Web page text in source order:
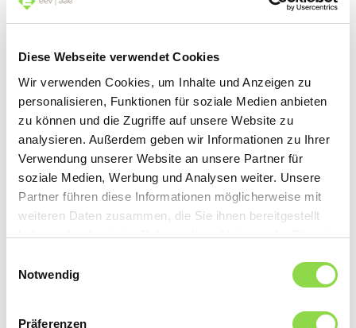
Diese Webseite verwendet Cookies
Wir verwenden Cookies, um Inhalte und Anzeigen zu
personalisieren, Funktionen für soziale Medien anbieten
zu können und die Zugriffe auf unsere Website zu
analysieren. Außerdem geben wir Informationen zu Ihrer
Verwendung unserer Website an unsere Partner für
soziale Medien, Werbung und Analysen weiter. Unsere
Partner führen diese Informationen möglicherweise mit
weiteren Daten zusammen, die Sie ihnen bereitgestellt
haben oder die sie im Rahmen Ihrer Nutzung der Dienste
Notwendig
Präferenzen
ÉCLAIRAGE
Des applications lumineuses
«Mieux vaut allumer une bougie que maudire les
si le contexte de l’époque était très différent, cette